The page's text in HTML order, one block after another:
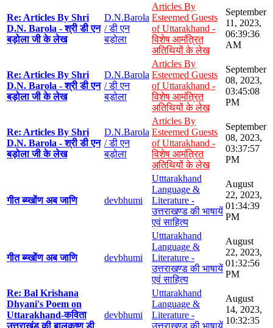
Re: Articles By Shri
D.N. Barola - श्री डी एन
बड़ोला जी के लेख
D.N.Barola
/ डी एन
बड़ोला
Articles By
Esteemed Guests
of Uttarakhand -
विशेष आमंत्रित
अतिथियों के लेख
September
11, 2023,
06:39:36
AM
Re: Articles By Shri
D.N. Barola - श्री डी एन
बड़ोला जी के लेख
D.N.Barola
/ डी एन
बड़ोला
Articles By
Esteemed Guests
of Uttarakhand -
विशेष आमंत्रित
अतिथियों के लेख
September
08, 2023,
03:45:08
PM
Re: Articles By Shri
D.N. Barola - श्री डी एन
बड़ोला जी के लेख
D.N.Barola
/ डी एन
बड़ोला
Articles By
Esteemed Guests
of Uttarakhand -
विशेष आमंत्रित
अतिथियों के लेख
September
08, 2023,
03:37:57
PM
गीत ब्य्खोंण अब जाणि devbhumi
Utttarakhand
Language &
Literature -
उत्तराखण्ड की भाषायें
एवं साहित्य
August
22, 2023,
01:34:39
PM
गीत ब्य्खोंण अब जाणि devbhumi
Utttarakhand
Language &
Literature -
उत्तराखण्ड की भाषायें
एवं साहित्य
August
22, 2023,
01:32:56
PM
Re: Bal Krishana
Dhyani's Poem on
Uttarakhand-कविता
उत्तराखंड की बालकृष्ण डी
devbhumi
Utttarakhand
Language &
Literature -
उत्तराखण्ड की भाषायें
August
14, 2023,
10:32:35